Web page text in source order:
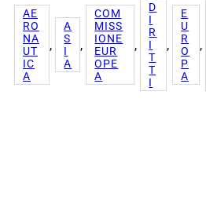
AE
RO
NA
UT
IC
A
,
A
S
I
A
,
COM
MISS
IONE
EUR
OPE
A
,
D
I
R
I
T
T
I
,
E
U
R
O
P
A
,